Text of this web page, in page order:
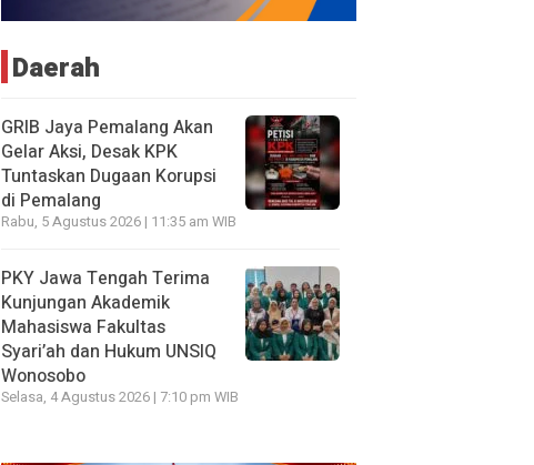
Daerah
GRIB Jaya Pemalang Akan
Gelar Aksi, Desak KPK
Tuntaskan Dugaan Korupsi
di Pemalang
Rabu, 5 Agustus 2026 | 11:35 am WIB
PKY Jawa Tengah Terima
Kunjungan Akademik
Mahasiswa Fakultas
Syari’ah dan Hukum UNSIQ
Wonosobo
Selasa, 4 Agustus 2026 | 7:10 pm WIB